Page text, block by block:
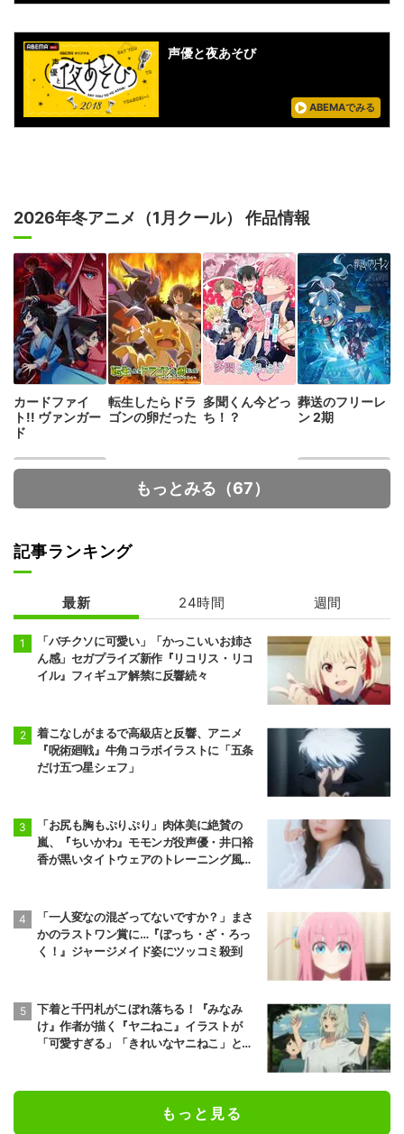
声優と夜あそび
ABEMAでみる
2026年冬アニメ（1月クール） 作品情報
カードファイ
ト!! ヴァンガー
ド
転生したらドラ
ゴンの卵だった
多聞くん今どっ
ち！？
葬送のフリーレ
ン 2期
ゴールデンカム
イ 最終章
ヴィジランテ -
僕のヒーローア
カデミア ILLEG
ALS- 第2期
もっとみる（67）
記事ランキング
最新 24時間 週間
「バチクソに可愛い」「かっこいいお姉さ
ん感」セガプライズ新作『リコリス・リコ
イル』フィギュア解禁に反響続々
着こなしがまるで高級店と反響、アニメ
『呪術廻戦』牛角コラボイラストに「五条
だけ五つ星シェフ」
「お尻も胸もぷりぷり」肉体美に絶賛の
嵐、『ちいかわ』モモンガ役声優・井口裕
香が黒いタイトウェアのトレーニング風景
「一人変なの混ざってないですか？」まさ
かのラストワン賞に…『ぼっち・ざ・ろっ
く！』ジャージメイド姿にツッコミ殺到
下着と千円札がこぼれ落ちる！『みなみ
け』作者が描く『ヤニねこ』イラストが
「可愛すぎる」「きれいなヤニねこ」と反
もっと見る